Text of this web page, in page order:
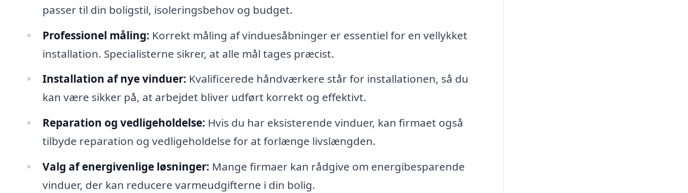
passer til din boligstil, isoleringsbehov og budget.
Professionel måling: Korrekt måling af vinduesåbninger er essentiel for en vellykket
installation. Specialisterne sikrer, at alle mål tages præcist.
Installation af nye vinduer: Kvalificerede håndværkere står for installationen, så du
kan være sikker på, at arbejdet bliver udført korrekt og effektivt.
Reparation og vedligeholdelse: Hvis du har eksisterende vinduer, kan firmaet også
tilbyde reparation og vedligeholdelse for at forlænge livslængden.
Valg af energivenlige løsninger: Mange firmaer kan rådgive om energibesparende
vinduer, der kan reducere varmeudgifterne i din bolig.